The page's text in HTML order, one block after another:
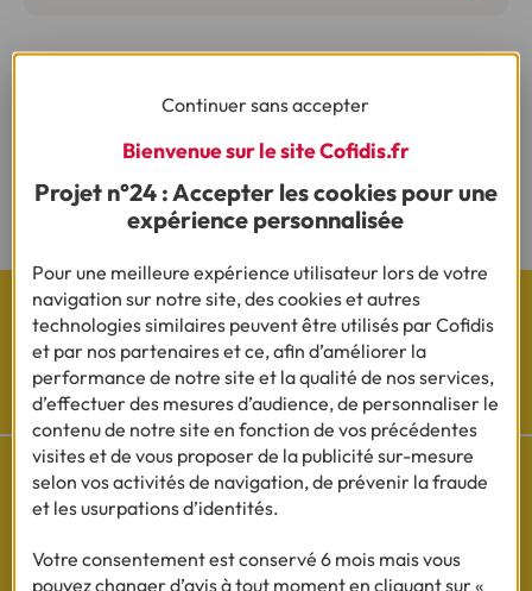
renvoyer complété, daté, signé et accompagné des justificatifs demandés en
rétractation.
Les actualités Cofidis
Découvrez l'espace questions/réponses
Continuer sans accepter
Bienvenue sur le site Cofidis.fr
Projet n°24 : Accepter les cookies pour une
expérience personnalisée
Pour une meilleure expérience utilisateur lors de votre
navigation sur notre site, des cookies et autres
technologies similaires peuvent être utilisés par Cofidis
et par nos partenaires et ce, afin d’améliorer la
performance de notre site et la qualité de nos services,
d’effectuer des mesures d’audience, de personnaliser le
contenu de notre site en fonction de vos précédentes
visites et de vous proposer de la publicité sur-mesure
selon vos activités de navigation, de prévenir la fraude
et les usurpations d’identités.
Votre consentement est conservé 6 mois mais vous
pouvez changer d’avis à tout moment en cliquant sur «